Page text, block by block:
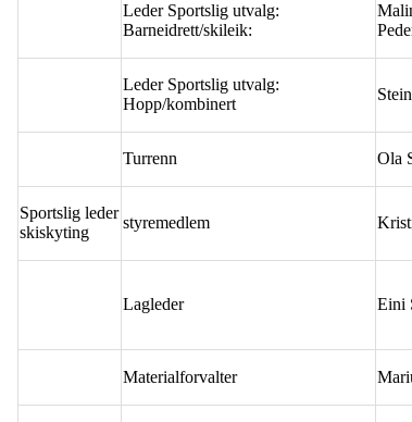
Leder Sportslig utvalg:
Barneidrett/skileik:
Leder Sportslig utvalg:
Hopp/kombinert
Turrenn Ola
Sportslig leder
skiskyting
styremedlem
Lagleder Eini
Materialforvalter